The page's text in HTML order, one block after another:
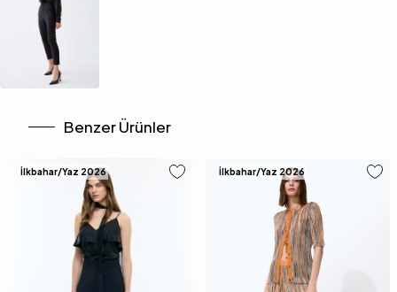
Benzer Ürünler
İlkbahar/Yaz 2026 İlkbahar/Yaz 2026